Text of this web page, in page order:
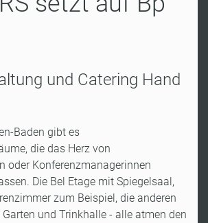
und Catering Hand
Baden gibt es
die das Herz von
oder Konferenzmanagerinnen
Die Bel Etage mit Spiegelsaal,
zum Beispiel, die anderen
Garten und Trinkhalle - alle atmen den